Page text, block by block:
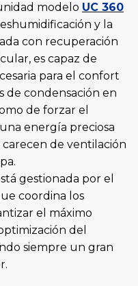
modelo UC 360
y la
con recuperación
es capaz de
para el confort
de condensación en
de forzar el
energía preciosa
de ventilación
gestionada por el
coordina los
el máximo
del
siempre un gran